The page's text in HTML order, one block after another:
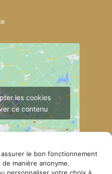
le bon fonctionnement
manière anonyme.
les cookies
ce contenu